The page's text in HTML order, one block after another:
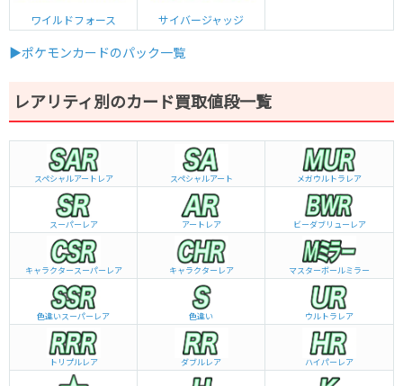
ワイルドフォース サイバージャッジ
▶ポケモンカードのパック一覧
レアリティ別のカード買取値段一覧
スペシャルアートレア スペシャルアート メガウルトラレア
スーパーレア アートレア ビーダブリュー レア
キャラクタースーパーレア キャラクターレア マスターボールミラー
色違いスーパーレア 色違い ウルトラレア
トリプルレア ダブルレア ハイパーレア